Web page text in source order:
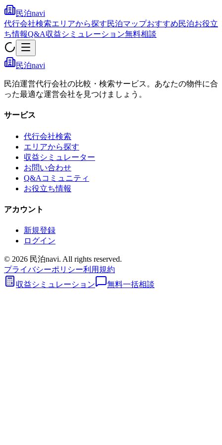
民泊navi
代行会社検索エリアから探す民泊マップおすすめ民泊お役立
ち情報Q&A収益シミュレーション無料相談
民泊navi
民泊運営代行会社の比較・検索サービス。あなたの物件に合
った最適な運営会社を見つけましょう。
サービス
代行会社検索
エリアから探す
収益シミュレーター
お問い合わせ
Q&Aコミュニティ
お役立ち情報
アカウント
新規登録
ログイン
© 2026 民泊navi. All rights reserved.
プライバシーポリシー利用規約
収益シミュレーション
無料一括相談